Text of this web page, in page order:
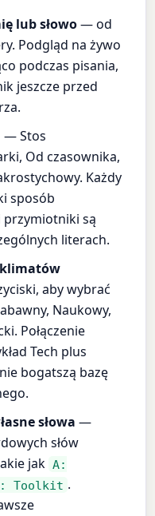
lub słowo— od
Podgląd na żywo
podczas pisania,
jeszcze przed
— Stos
Od czasownika,
Każdy
sposób
przymiotniki są
literach.
klimatów
aby wybrać
Naukowy,
Połączenie
Tech plus
bogatszą bazę
słowa —
słów
jak A:
Toolkit .